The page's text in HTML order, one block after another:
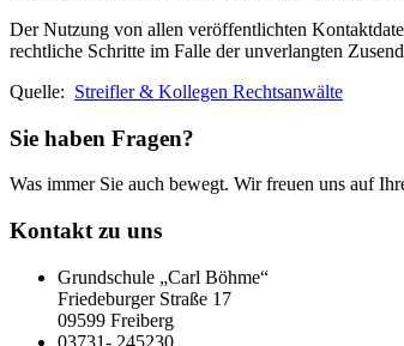
Der Nutzung von allen veröffentlichten
rechtliche Schritte im Falle der unverlangten
Quelle: Streifler & Kollegen Rechtsanwälte
Sie haben Fragen?
Was immer Sie auch bewegt. Wir freuen uns auf
Kontakt zu uns
Grundschule „Carl Böhme“
Friedeburger Straße 17
09599 Freiberg
03731- 245230